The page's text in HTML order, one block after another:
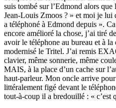
suis tombé sur l’Edmond alors que
Jean-Louis Zmoos ? » et moi je lui
a téléphoné à Edmond depuis ».
encore amélioré la chose, j’ai tiré
avoir le téléphone au bureau et à
modernisé le Tritel. J’ai remis
clavier, même sonnerie, même
MAIS, à la place d’un cache sur
haut-parleur. Mon oncle arrive
littéralement figé devant le
tout-à-coup il a bredouillé : « c’est